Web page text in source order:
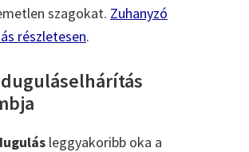
szagokat. Zuhanyzó
részletesen.
leggyakoribb oka a